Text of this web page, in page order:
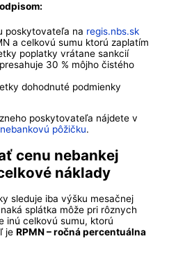
poskytovateľa na regis.nbs.sk
a celkovú sumu ktorú zaplatím
poplatky vrátane sankcií
30 % môjho čistého
dohodnuté podmienky
poskytovateľa nájdete v
pôžičku.
cenu nebankej
náklady
sleduje iba výšku mesačnej
splátka môže pri rôznych
inú celkovú sumu, ktorú
je RPMN – ročná percentuálna